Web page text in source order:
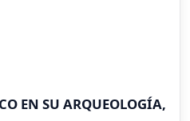
EN SU ARQUEOLOGÍA,